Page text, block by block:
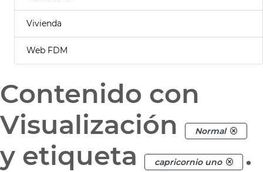
Vivienda
Web FDM
Contenido con
Visualización
Normal
y etiqueta capricornio uno .